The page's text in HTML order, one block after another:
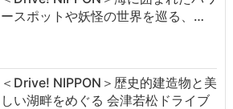
ースポットや妖怪の世界を巡る、…
＜Drive! NIPPON＞歴史的建造物と美
しい湖畔をめぐる 会津若松ドライブ